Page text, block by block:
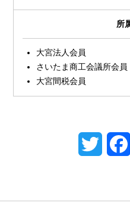
所
大宮法人会員
さいたま商工会議所会員
大宮間税会員
Twitter